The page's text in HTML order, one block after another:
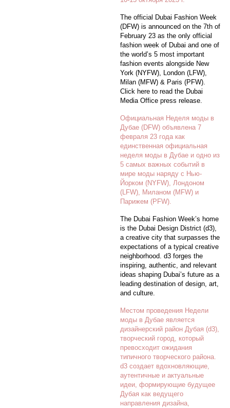
The official Dubai Fashion Week
(DFW) is announced on the 7th of
February 23 as the only official
fashion week of Dubai and one of
the world’s 5 most important
fashion events alongside New
York (NYFW), London (LFW),
Milan (MFW) & Paris (PFW).
Click here to read the Dubai
Media Office press release.
Официальная Неделя моды в
Дубае (DFW) объявлена 7
февраля 23 года как
единственная официальная
неделя моды в Дубае и одно из
5 самых важных событий в
мире моды наряду с Нью-
Йорком (NYFW), Лондоном
(LFW), Миланом (MFW) и
Парижем (PFW).
The Dubai Fashion Week’s home
is the Dubai Design District (d3),
a creative city that surpasses the
expectations of a typical creative
neighborhood. d3 forges the
inspiring, authentic, and relevant
ideas shaping Dubai’s future as a
leading destination of design, art,
and culture.
Местом проведения Недели
моды в Дубае является
дизайнерский район Дубая (d3),
творческий город, который
превосходит ожидания
типичного творческого района.
d3 создает вдохновляющие,
аутентичные и актуальные
идеи, формирующие будущее
Дубая как ведущего
направления дизайна,